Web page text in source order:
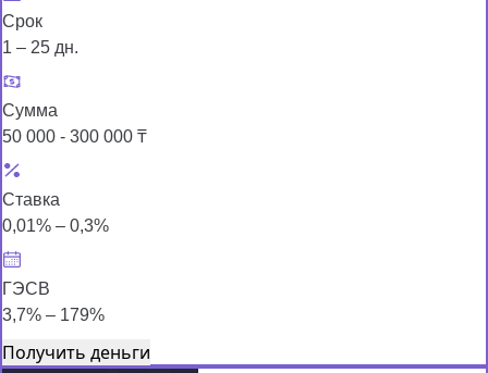
Срок
1 – 25 дн.
Сумма
50 000 - 300 000 ₸
Ставка
0,01% – 0,3%
ГЭСВ
3,7% – 179%
Получить деньги